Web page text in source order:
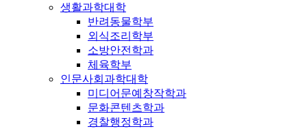
생활과학대학
반려동물학부
외식조리학부
소방안전학과
체육학부
인문사회과학대학
미디어문예창작학과
문화콘텐츠학과
경찰행정학과